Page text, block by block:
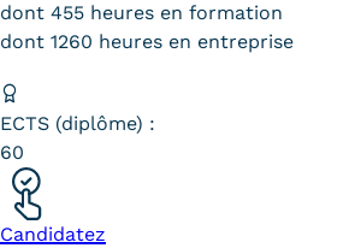
Accueillir un alternant ?
Infos enseignants
Infos partenaires
dont 455 heures en formation
dont 1260 heures en entreprise
ECTS (diplôme) :
60
Candidatez